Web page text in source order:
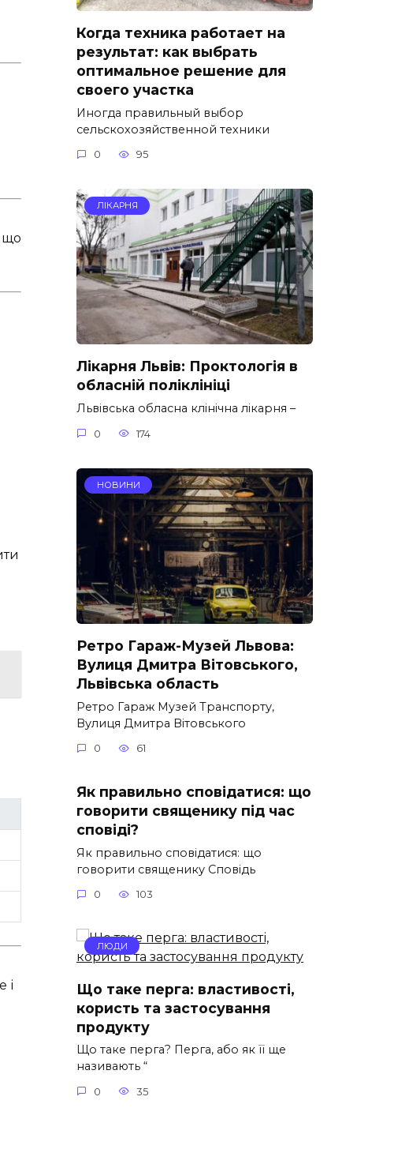
що
і
Когда техника работает на
результат: как выбрать
оптимальное решение для
своего участка
Иногда правильный выбор
сельскохозяйственной техники
0 95
ЛІКАРНЯ
Лікарня Львів: Проктологія в
обласній поліклініці
Львівська обласна клінічна лікарня –
0 174
НОВИНИ
Ретро Гараж-Музей Львова:
Вулиця Дмитра Вітовського,
Львівська область
Ретро Гараж Музей Транспорту,
Вулиця Дмитра Вітовського
0 61
Як правильно сповідатися: що
говорити священику під час
сповіді?
Як правильно сповідатися: що
говорити священику Сповідь
0 103
ЛЮДИ
Що таке перга: властивості,
користь та застосування
продукту
Що таке перга? Перга, або як її ще
називають “
0 35